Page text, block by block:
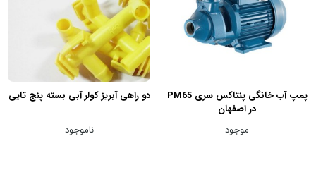
پمپ آب خانگی پنتاکس سری PM65
در اصفهان
موجود
دو راهی آبریز کولر آبی بسته پنج تایی
ناموجود